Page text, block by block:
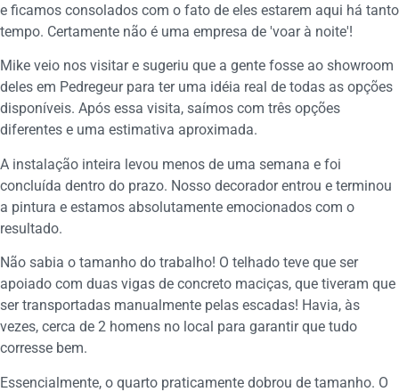
e ficamos consolados com o fato de eles estarem aqui há tanto
tempo. Certamente não é uma empresa de 'voar à noite'!
Mike veio nos visitar e sugeriu que a gente fosse ao showroom
deles em Pedregeur para ter uma idéia real de todas as opções
disponíveis. Após essa visita, saímos com três opções
diferentes e uma estimativa aproximada.
A instalação inteira levou menos de uma semana e foi
concluída dentro do prazo. Nosso decorador entrou e terminou
a pintura e estamos absolutamente emocionados com o
resultado.
Não sabia o tamanho do trabalho! O telhado teve que ser
apoiado com duas vigas de concreto maciças, que tiveram que
ser transportadas manualmente pelas escadas! Havia, às
vezes, cerca de 2 homens no local para garantir que tudo
corresse bem.
Essencialmente, o quarto praticamente dobrou de tamanho. O